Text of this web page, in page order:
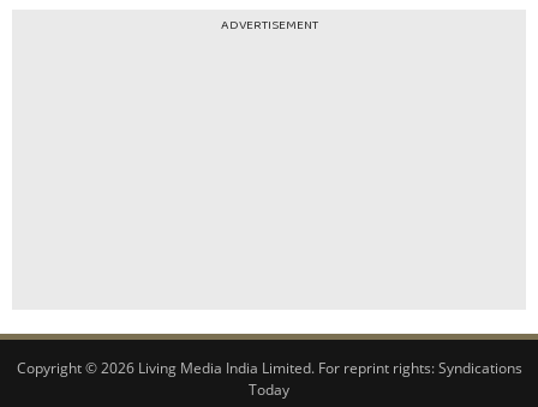
ADVERTISEMENT
Copyright © 2026 Living Media India Limited. For reprint rights:Syndications
Today